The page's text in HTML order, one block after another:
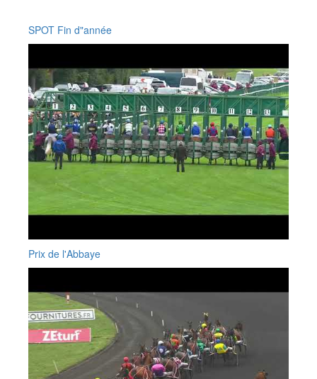
SPOT Fin d"année
Prix de l'Abbaye